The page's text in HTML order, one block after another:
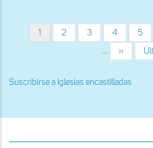
Paginación
Página
actual
1 Página
2 Página
3 Página
4 5
…
Siguiente
página
››
Suscribirse a Iglesias encastilladas